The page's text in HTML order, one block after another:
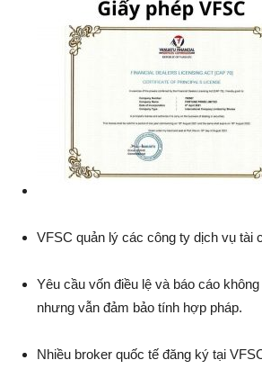
VFSC quản lý các công ty dịch vụ tài
Yêu cầu vốn điều lệ và báo cáo
nhưng vẫn đảm bảo tính hợp pháp.
Nhiều broker quốc tế đăng ký tại